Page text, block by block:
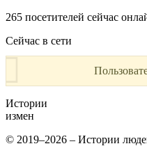
265 посетителей сейчас
Сейчас в сети
Истории
измен
© 2019–2026 – Истории